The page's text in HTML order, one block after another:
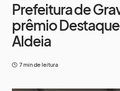
Prefeitura de
prêmio
Aldeia
7 min de leitura